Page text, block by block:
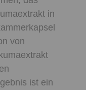
in
von
ist ein